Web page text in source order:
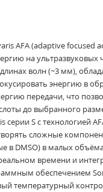
AFA (adaptive focused
на ультразвуковых
волн (~3 мм),
энергию в
передачи, что
до выбранного
серии S с технологией
сложные
в DMSO) в малых
времени и
обеспечением
температурный